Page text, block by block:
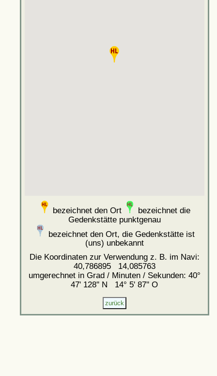
bezeichnet den Ort
bezeichnet die
Gedenkstätte punktgenau
bezeichnet den Ort, die Gedenkstätte ist
(uns) unbekannt
Die Koordinaten zur Verwendung z. B. im Navi:
40,786895 14,085763
umgerechnet in Grad / Minuten / Sekunden: 40°
47' 128'' N 14° 5' 87'' O